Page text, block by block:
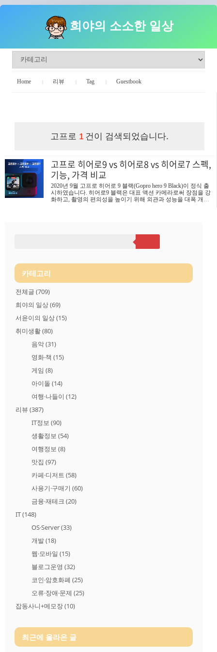
희야의 소소한 일상
Home 리뷰 Tag Guestbook
고프로 1 건이 검색되었습니다.
고프로 히어로9 vs 히어로8 vs 히어로7 스펙,
기능, 가격 비교
2020년 9월 고프로 히어로 9 블랙(Gopro hero 9 Black)이 정식 출
시하였습니다. 히어로9 블랙은 대표 액션 카메라로써 장점을 강
화하고, 촬영의 편의성을 높이기 위해 외관과 성능을 대폭 개선
영할 수 있습니다. 또한, 히어로9 블랙은 고프로 히어로 시리즈
최초로 1.4인치 전면 컬러 디스플레이를 탑재했습니다. 전면 컬
러 디스플레이의 실시간 미리보기 기능으로 촬영자가 자유롭게
카테고리
전체글 (709)
희야의 일상(69)
서윤이의 일상(15)
취미생활(80)
음악(31)
영화·책 (15)
게임 (8)
아이돌 (14)
여행·나들이 (12)
리뷰 (387)
IT정보 (90)
생활정보 (54)
여행정보 (8)
맛집 (97)
카페·디저트 (58)
사용기·구매기 (60)
금융·재테크 (20)
IT(148)
OS·Server(33)
개발(18)
웹·모바일 (15)
블로그운영 (32)
코인·암호화폐 (25)
오류·장애·문제 (25)
잡동사니+메모장(10)
최근에 올라온 글